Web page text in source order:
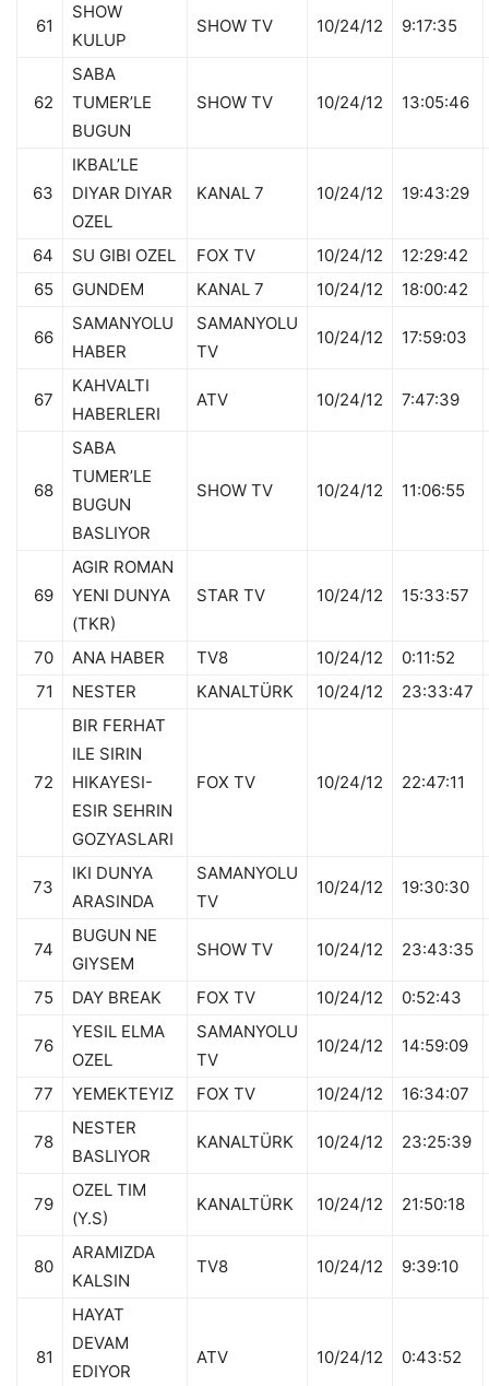
61
SHOW
KULUP
SHOW TV 10/24/12 9:17:35
62
SABA
TUMER’LE
BUGUN
SHOW TV 10/24/12 13:05:46
63
IKBAL’LE
DIYAR DIYAR
OZEL
KANAL 7 10/24/12 19:43:29
64 SU GIBI OZEL FOX TV 10/24/12
12:29:42
65
GUNDEM KANAL 7 10/24/12 18:00:42
66
SAMANYOLU
HABER
SAMANYOLU
TV
10/24/12 17:59:03
67
KAHVALTI
HABERLERI
ATV 10/24/12 7:47:39
68
SABA
TUMER’LE
BUGUN
BASLIYOR
SHOW TV 10/24/12 11:06:55
69
AGIR ROMAN
YENI DUNYA
(TKR)
STAR TV 10/24/12 15:33:57
70 ANA HABER TV8 10/24/12
0:11:52
71
NESTER KANALTÜRK 10/24/12 23:33:47
72
BIR FERHAT
ILE SIRIN
HIKAYESI-
ESIR SEHRIN
GOZYASLARI
FOX TV 10/24/12 22:47:11
73
IKI DUNYA
ARASINDA
SAMANYOLU
TV
10/24/12 19:30:30
74
BUGUN NE
GIYSEM
SHOW TV 10/24/12 23:43:35
75 DAY BREAK FOX TV 10/24/12 0:52:43
76
YESIL ELMA
OZEL
SAMANYOLU
TV
10/24/12 14:59:09
77 YEMEKTEYIZ FOX TV 10/24/12 16:34:07
78
NESTER
BASLIYOR
KANALTÜRK 10/24/12 23:25:39
79
OZEL TIM
(Y.S)
KANALTÜRK 10/24/12 21:50:18
80
ARAMIZDA
KALSIN
TV8 10/24/12 9:39:10
81
HAYAT
DEVAM
EDIYOR
ATV 10/24/12 0:43:52